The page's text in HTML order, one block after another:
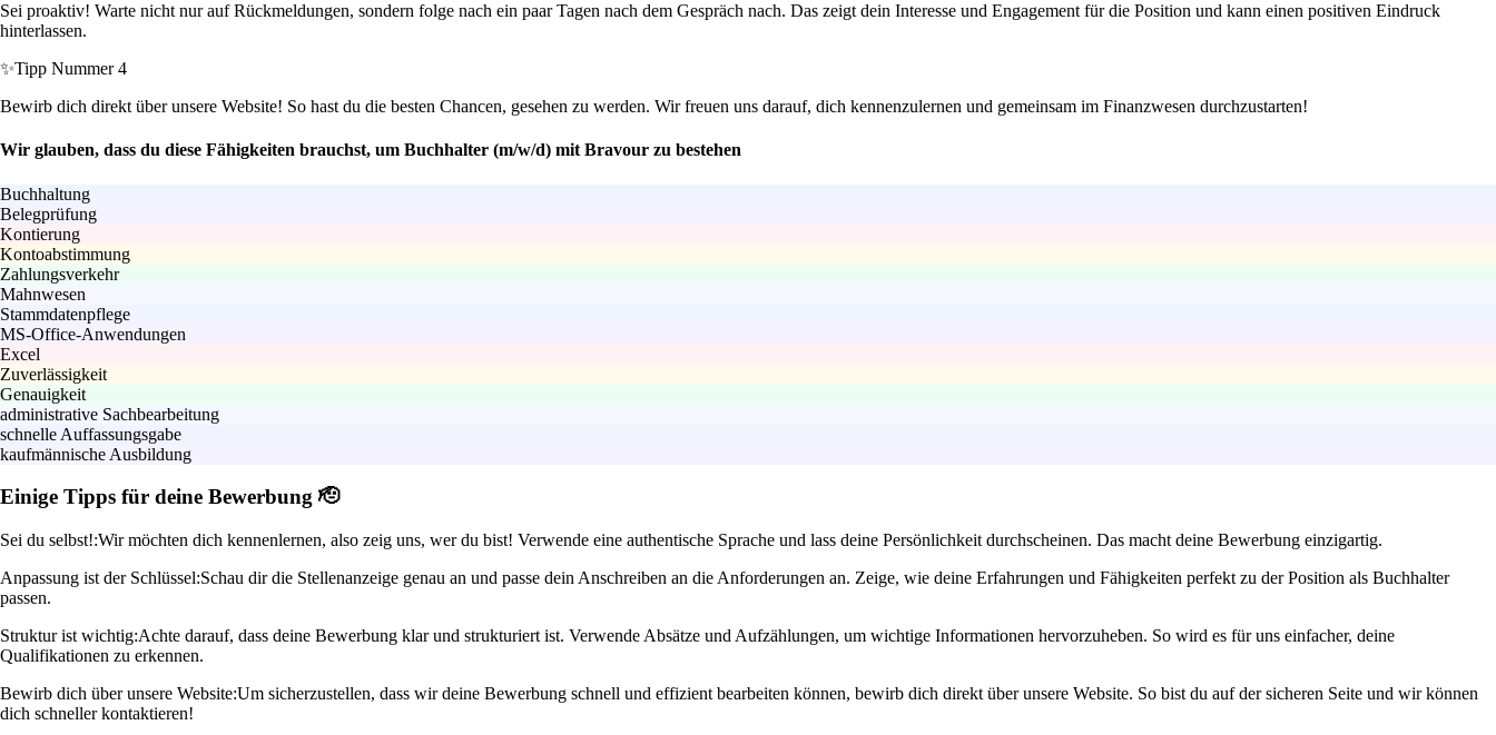
Sei proaktiv! Warte nicht nur auf Rückmeldungen, sondern folge nach ein paar Tagen nach dem Gespräch nach. Das zeigt dein Interesse und Engagement für die Position und kann einen positiven Eindruck
hinterlassen.
✨Tipp Nummer 4
Bewirb dich direkt über unsere Website! So hast du die besten Chancen, gesehen zu werden. Wir freuen uns darauf, dich kennenzulernen und gemeinsam im Finanzwesen durchzustarten!
Wir glauben, dass du diese Fähigkeiten brauchst, um Buchhalter (m/w/d) mit Bravour zu bestehen
Buchhaltung
Belegprüfung
Kontierung
Kontoabstimmung
Zahlungsverkehr
Mahnwesen
Stammdatenpflege
MS-Office-Anwendungen
Excel
Zuverlässigkeit
Genauigkeit
administrative Sachbearbeitung
schnelle Auffassungsgabe
kaufmännische Ausbildung
Einige Tipps für deine Bewerbung 🫡
Sei du selbst!:Wir möchten dich kennenlernen, also zeig uns, wer du bist! Verwende eine authentische Sprache und lass deine Persönlichkeit durchscheinen. Das macht deine Bewerbung einzigartig.
Anpassung ist der Schlüssel:Schau dir die Stellenanzeige genau an und passe dein Anschreiben an die Anforderungen an. Zeige, wie deine Erfahrungen und Fähigkeiten perfekt zu der Position als Buchhalter
passen.
Struktur ist wichtig:Achte darauf, dass deine Bewerbung klar und strukturiert ist. Verwende Absätze und Aufzählungen, um wichtige Informationen hervorzuheben. So wird es für uns einfacher, deine
Qualifikationen zu erkennen.
Bewirb dich über unsere Website:Um sicherzustellen, dass wir deine Bewerbung schnell und effizient bearbeiten können, bewirb dich direkt über unsere Website. So bist du auf der sicheren Seite und wir können
dich schneller kontaktieren!